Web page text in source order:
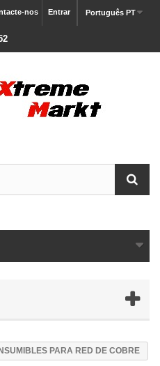
Português PT
Entrar
nos
PARA RED DE COBRE